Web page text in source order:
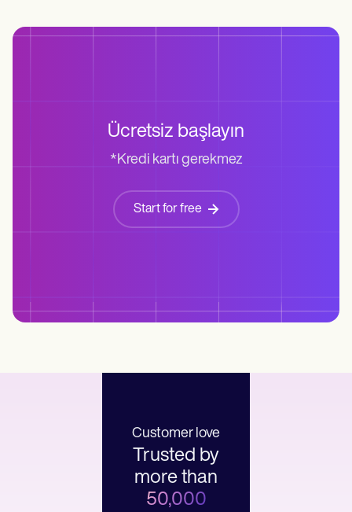
Ücretsiz başlayın
*Kredi kartı gerekmez
Start for free
Customer love
Trusted by
more than
50,000